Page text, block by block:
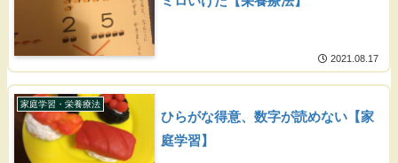
2021.08.17
家庭学習・栄養療法
ひらがな得意、数字が読めない【家
庭学習】